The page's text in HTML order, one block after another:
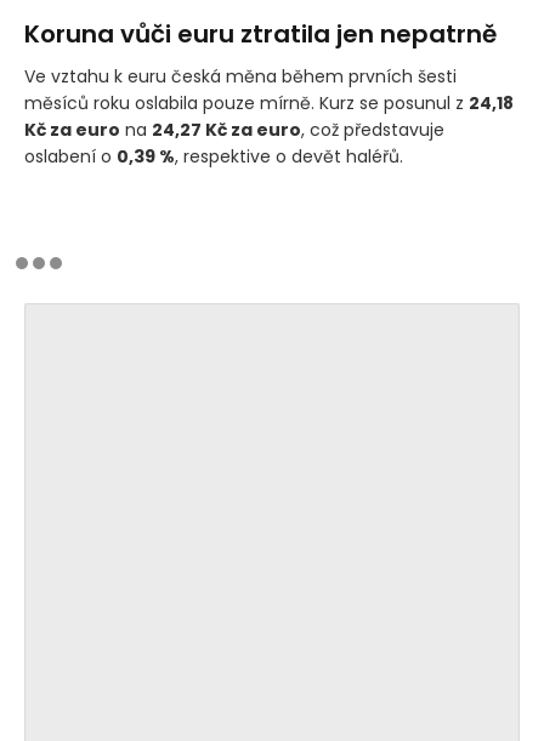
Koruna vůči euru ztratila jen nepatrně
Ve vztahu k euru česká měna během prvních šesti
měsíců roku oslabila pouze mírně. Kurz se posunul z 24,18
Kč za euro na 24,27 Kč za euro, což představuje
oslabení o 0,39 %, respektive o devět haléřů.